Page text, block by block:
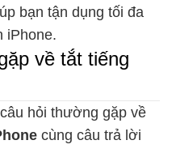
bạn tận dụng tối đa
iPhone.
về tắt tiếng
hỏi thường gặp về
cùng câu trả lời